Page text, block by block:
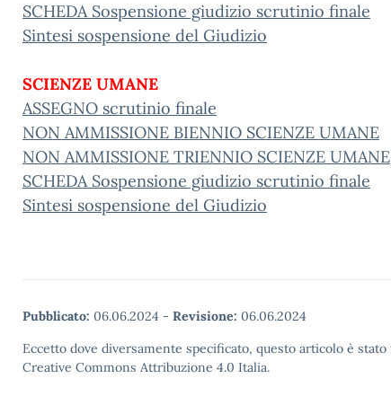
SCHEDA Sospensione giudizio scrutinio finale
Sintesi sospensione del Giudizio
SCIENZE UMANE
ASSEGNO scrutinio finale
NON AMMISSIONE BIENNIO SCIENZE UMANE
NON AMMISSIONE TRIENNIO SCIENZE UMANE
SCHEDA Sospensione giudizio scrutinio finale
Sintesi sospensione del Giudizio
Pubblicato: 06.06.2024 - Revisione: 06.06.2024
Eccetto dove diversamente specificato, questo articolo è
Creative Commons Attribuzione 4.0 Italia.